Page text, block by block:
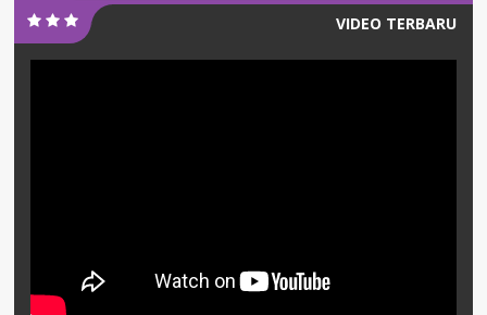
VIDEO TERBARU